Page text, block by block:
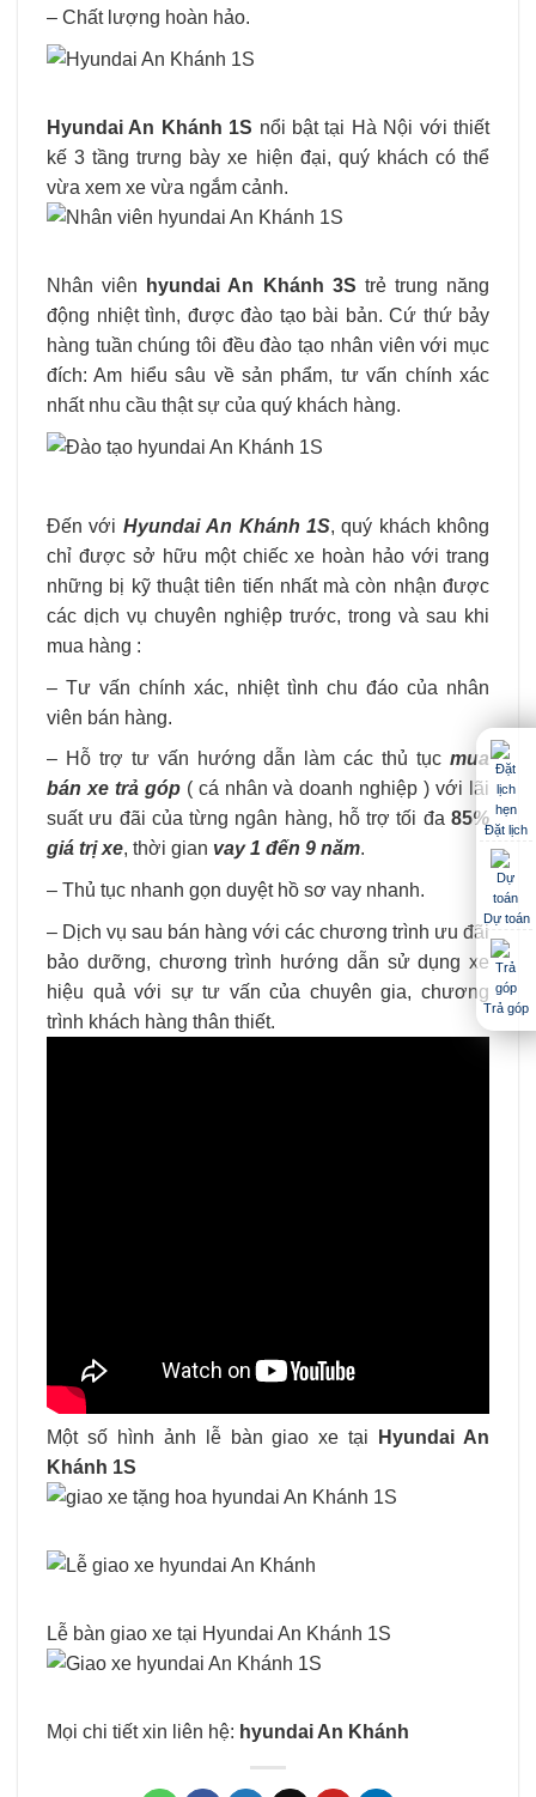
– Chất lượng hoàn hảo.
Hyundai An Khánh 1S nổi bật tại Hà Nội với thiết
kế 3 tầng trưng bày xe hiện đại, quý khách có thể
vừa xem xe vừa ngắm cảnh.
Nhân viên hyundai An Khánh 3S trẻ trung năng
động nhiệt tình, được đào tạo bài bản. Cứ thứ bảy
hàng tuần chúng tôi đều đào tạo nhân viên với mục
đích: Am hiểu sâu về sản phẩm, tư vấn chính xác
nhất nhu cầu thật sự của quý khách hàng.
Đến với HyundaiAn Khánh 1S, quý khách không
chỉ được sở hữu một chiếc xe hoàn hảo với trang
những bị kỹ thuật tiên tiến nhất mà còn nhận được
các dịch vụ chuyên nghiệp trước, trong và sau khi
mua hàng :
– Tư vấn chính xác, nhiệt tình chu đáo của nhân
viên bán hàng.
– Hỗ trợ tư vấn hướng dẫn làm các thủ tục mua
bán xe trả góp( cá nhân và doanh nghiệp ) với lãi
suất ưu đãi của từng ngân hàng, hỗ trợ tối đa 85%
giá trị xe, thời gian vay 1 đến 9 năm.
– Thủ tục nhanh gọn duyệt hồ sơ vay nhanh.
– Dịch vụ sau bán hàng với các chương trình ưu đãi
bảo dưỡng, chương trình hướng dẫn sử dụng xe
hiệu quả với sự tư vấn của chuyên gia, chương
trình khách hàng thân thiết.
Một số hình ảnh lễ bàn giao xe tại
Hyundai An
Khánh 1S
Lễ bàn giao xe tại Hyundai An Khánh 1S
Mọi chi tiết xin liên hệ: hyundai An Khánh
Đặt lịch
Dự toán
Trả góp